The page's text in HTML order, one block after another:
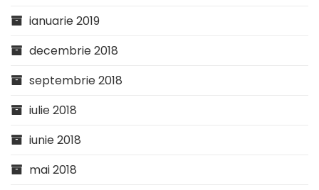
ianuarie 2019
decembrie 2018
septembrie 2018
iulie 2018
iunie 2018
mai 2018